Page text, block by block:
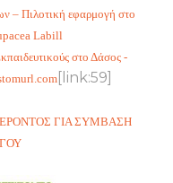
– Πιλοτική εφαρμογή στο
Labill
στο Δάσος -
[link:59]
ΓΙΑ ΣΥΜΒΑΣΗ